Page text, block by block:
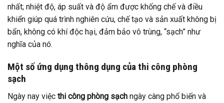
nhất; nhiệt độ, áp suất và độ ẩm được khống chế và điều
khiển giúp quá trình nghiên cứu, chế tạo và sản xuất không bị
bẩn, không có khí độc hại, đảm bảo vô trùng, “sạch” như
nghĩa của nó.
Một số ứng dụng thông dụng của thi công phòng
sạch
Ngày nay việc thi công phòng sạch ngày càng phổ biến và